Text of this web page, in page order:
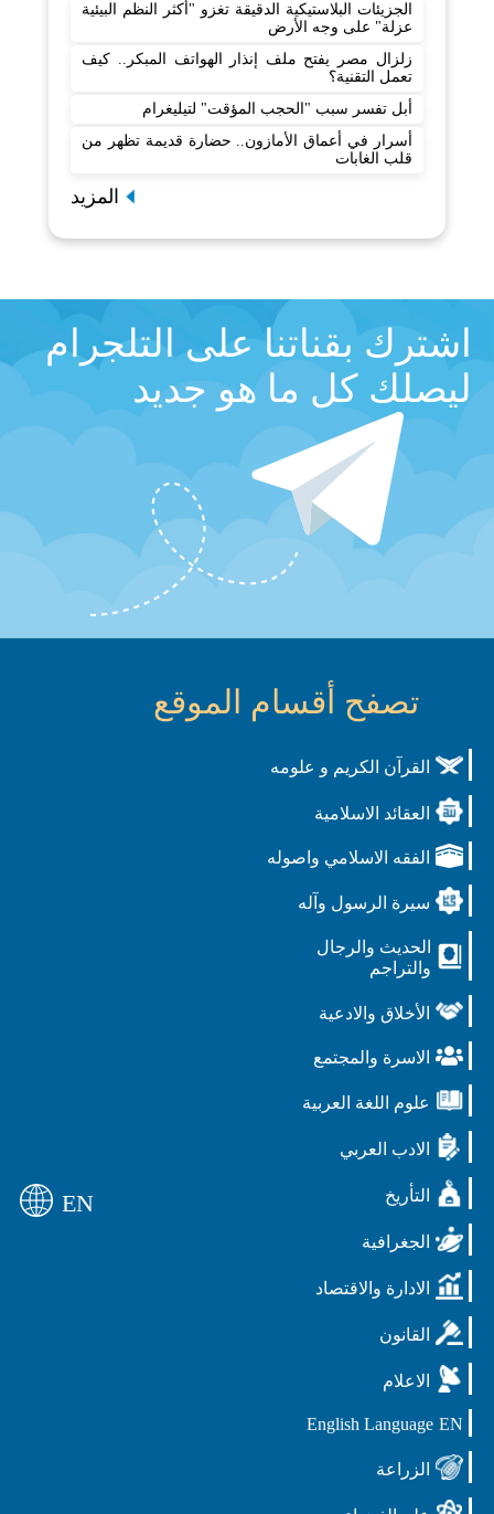
الجزيئات البلاستيكية الدقيقة تغزو "أكثر النظم البيئية
عزلة" على وجه الأرض
زلزال مصر يفتح ملف إنذار الهواتف المبكر.. كيف
تعمل التقنية؟
أبل تفسر سبب "الحجب المؤقت" لتيليغرام
أسرار في أعماق الأمازون.. حضارة قديمة تظهر من
قلب الغابات
المزيد
اشترك بقناتنا على التلجرام
ليصلك كل ما هو جديد
تصفح أقسام الموقع
القرآن الكريم و علومه
العقائد الاسلامية
الفقه الاسلامي واصوله
سيرة الرسول وآله
الحديث والرجال
والتراجم
الأخلاق والادعية
الاسرة والمجتمع
علوم اللغة العربية
الادب العربي
التأريخ
الجغرافية
الادارة والاقتصاد
القانون
الاعلام
EN
English Language
الزراعة
EN